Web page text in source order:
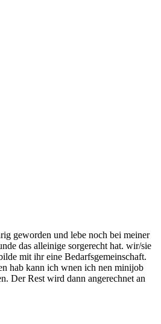
geworden und lebe noch bei meiner
das alleinige sorgerecht hat. wir/sie
mit ihr eine Bedarfsgemeinschaft.
hab kann ich wnen ich nen minijob
Der Rest wird dann angerechnet an